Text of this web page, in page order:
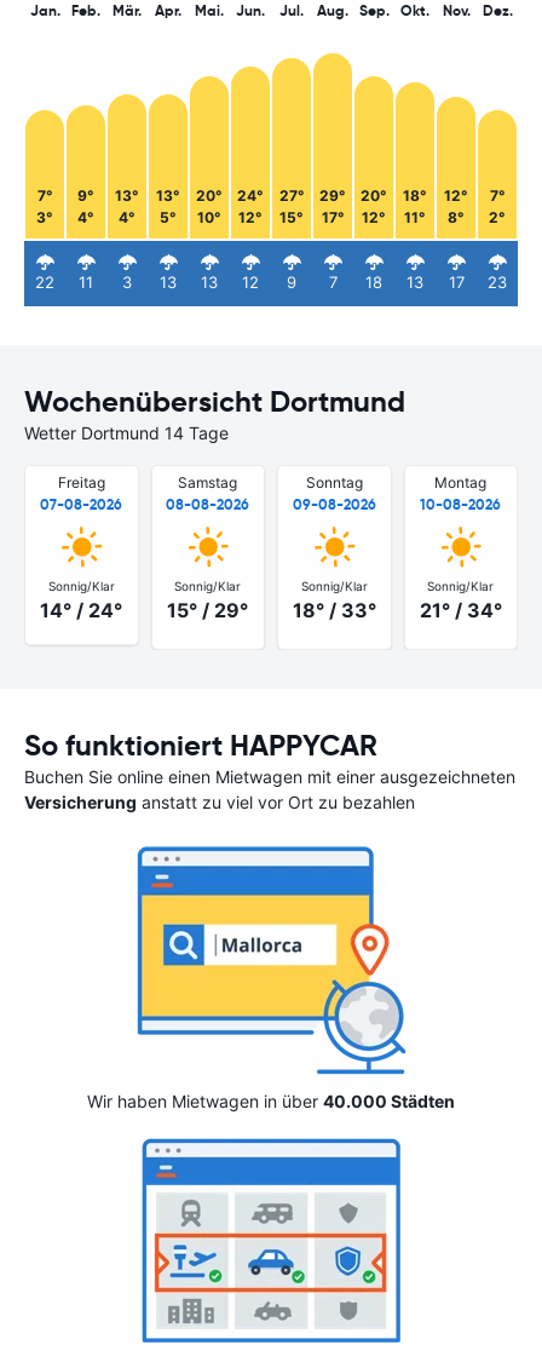
Jan.
7°
3°
22
Feb.
9°
4°
11
Mär.
13°
4°
3
Apr.
13°
5°
13
Mai.
20°
10°
13
Jun.
24°
12°
12
Jul.
27°
15°
9
Aug.
29°
17°
7
Sep.
20°
12°
18
Okt.
18°
11°
13
Nov.
12°
8°
17
Dez.
7°
2°
23
Wochenübersicht Dortmund
Wetter Dortmund 14 Tage
Freitag
07-08-2026
Sonnig/Klar
14° / 24°
Samstag
08-08-2026
Sonnig/Klar
15° / 29°
Sonntag
09-08-2026
Sonnig/Klar
18° / 33°
Montag
10-08-2026
Sonnig/Klar
21° / 34°
So funktioniert HAPPYCAR
Buchen Sie online einen Mietwagen mit einer ausgezeichneten
Versicherung anstatt zu viel vor Ort zu bezahlen
Wir haben Mietwagen in über 40.000 Städten